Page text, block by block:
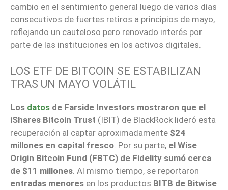
cambio en el sentimiento general luego de varios días
consecutivos de fuertes retiros a principios de mayo,
reflejando un cauteloso pero renovado interés por
parte de las instituciones en los activos digitales.
LOS ETF DE BITCOIN SE ESTABILIZAN
TRAS UN MAYO VOLÁTIL
Los datos de Farside Investors mostraron que el
iShares Bitcoin Trust (IBIT) de BlackRock lideró esta
recuperación al captar aproximadamente $24
millones en capital fresco . Por su parte, el Wise
Origin Bitcoin Fund (FBTC) de Fidelity sumó cerca
de $11 millones . Al mismo tiempo, se reportaron
entradas menores en los productos BITB de Bitwise